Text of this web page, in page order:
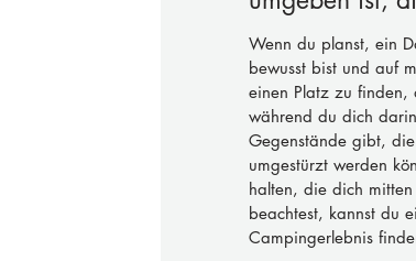
Wenn du planst, ein
bewusst bist und auf
einen Platz zu finden,
während du dich
Gegenstände gibt,
umgestürzt werden
halten, die dich
beachtest, kannst du
Campingerlebnis